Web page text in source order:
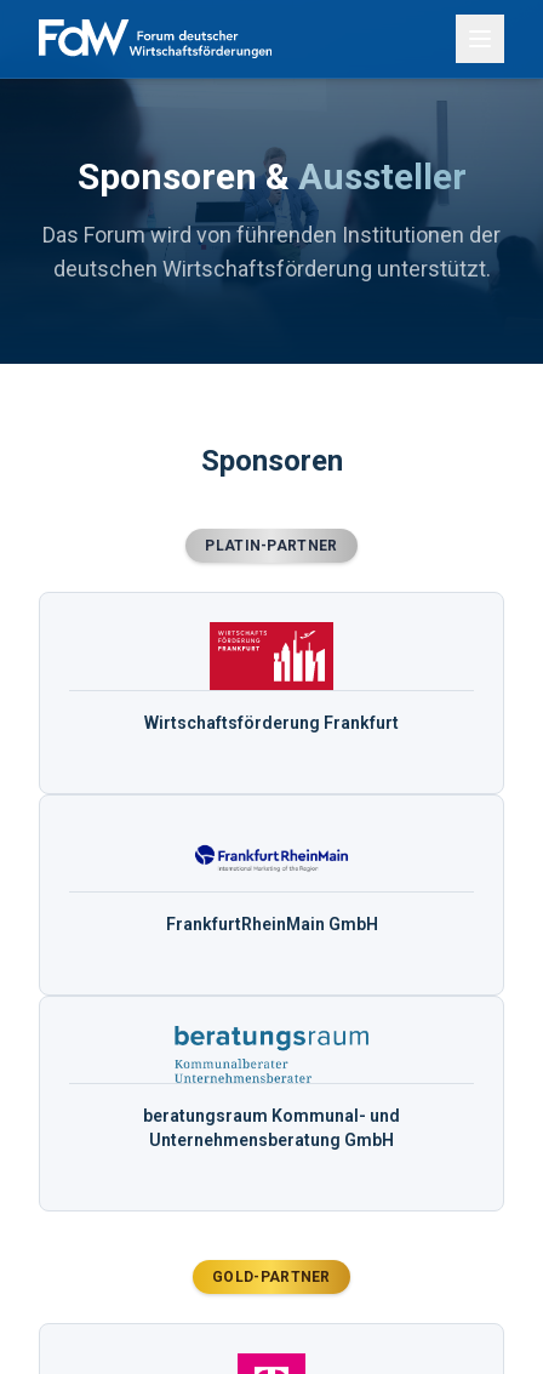
Sponsoren & Aussteller
Das Forum wird von führenden Institutionen der
deutschen Wirtschaftsförderung unterstützt.
Sponsoren
PLATIN-PARTNER
Wirtschaftsförderung Frankfurt
FrankfurtRheinMain GmbH
beratungsraum Kommunal- und
Unternehmensberatung GmbH
GOLD-PARTNER